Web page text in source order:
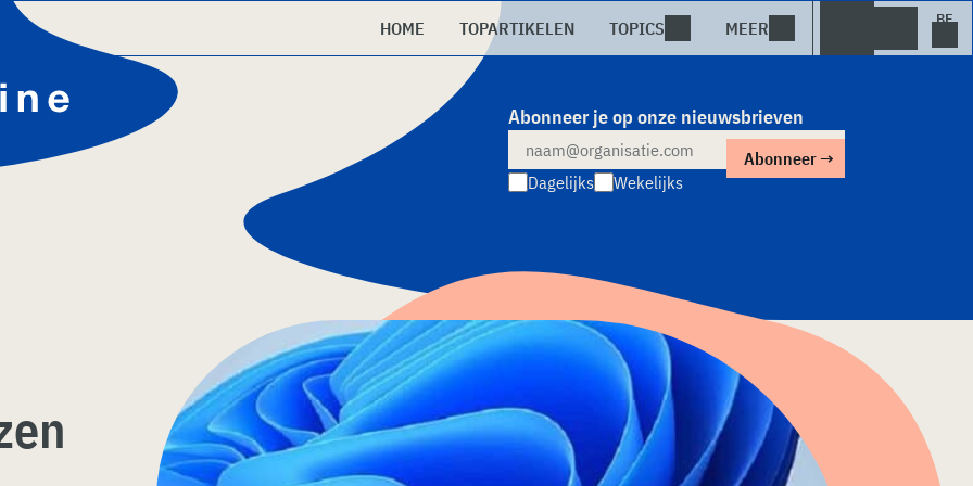
HOME TOPARTIKELEN TOPICS MEER
Abonneer je op onze nieuwsbrieven
Dagelijks Wekelijks